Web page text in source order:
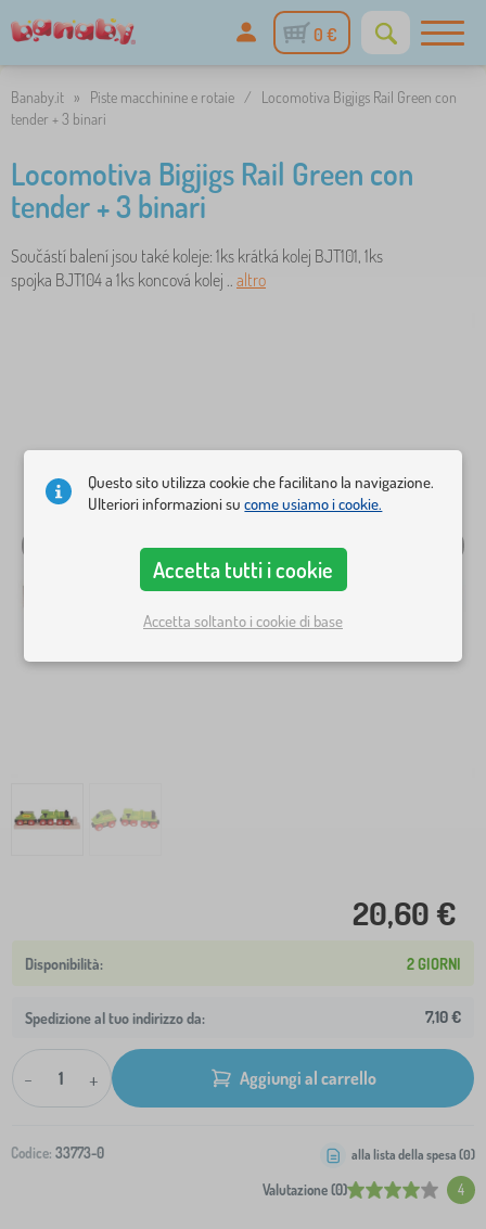
0 €
Banaby.it » Piste macchinine e rotaie /
Locomotiva Bigjigs Rail Green con
tender + 3 binari
Locomotiva Bigjigs Rail Green con
tender + 3 binari
Součástí balení jsou také koleje: 1ks krátká kolej BJT101, 1ks
spojka BJT104 a 1ks koncová kolej .. altro
20,60 €
2 GIORNI
Spedizione al tuo indirizzo da: 7,10 €
- + Aggiungi al carrello
Codice: 33773-0
Valutazione (0) 4
alla lista della spesa (0)
Questo sito utilizza cookie che facilitano la navigazione.
Ulteriori informazioni sucome usiamo i cookie.
Accetta tutti i cookie
Accetta soltanto i cookie di base